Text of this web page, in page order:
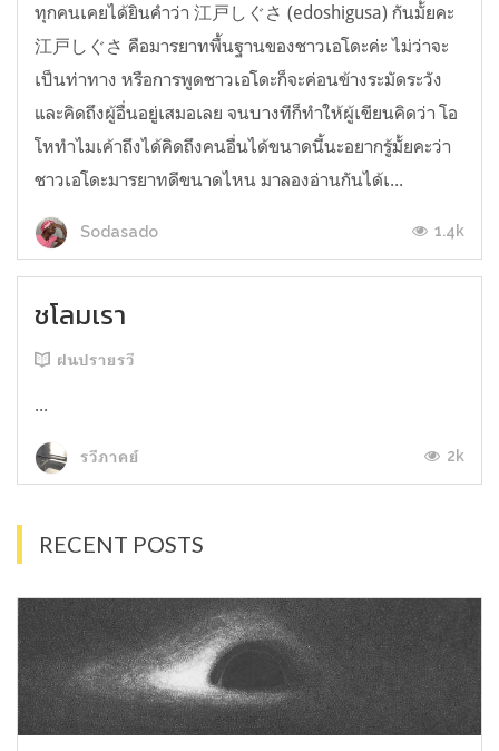
ทุกคนเคยได้ยินคำว่า 江戸しぐさ (edoshigusa) กันมั้ยคะ
江戸しぐさ คือมารยาทพื้นฐานของชาวเอโดะค่ะ ไม่ว่าจะ
เป็นท่าทาง หรือการพูดชาวเอโดะก็จะค่อนข้างระมัดระวัง
และคิดถึงผู้อื่นอยู่เสมอเลย จนบางทีก็ทำให้ผู้เขียนคิดว่า โอ
โหทำไมเค้าถึงได้คิดถึงคนอื่นได้ขนาดนี้นะอยากรู้มั้ยคะว่า
ชาวเอโดะมารยาทดีขนาดไหน มาลองอ่านกันได้เ...
Sodasado 1.4k
ชโลมเรา
ฝนปรายรวี
...
รวีภาคย์ 2k
RECENT POSTS